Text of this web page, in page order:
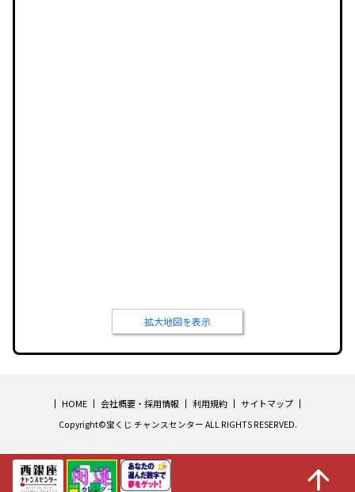
拡大地図を表示
HOME 会社概要・採用情報 利用規約 サイトマップ
Copyright©宝くじ チャンスセンター ALL RIGHTS RESERVED.